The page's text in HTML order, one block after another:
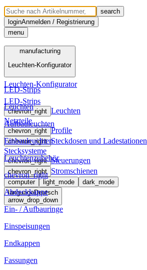
search
loginAnmelden / Registrierung
menu
Menü
manufacturing
Leuchten-Konfigurator
LED-Strips
chevron_right Leuchten
Netzteile
chevron_right Profile
chevron_right Steckdosen und Ladestationen
Stecksysteme
chevron_right Steuerungen
chevron_right Stromschienen
computer light_mode
dark_mode
languageDeutsch
arrow_drop_down
manufacturing
Leuchten-Konfigurator
LED-Strips
Leuchten
Aufbauleuchten
Einbauleuchten
Leuchtenzubehör
chevron_right
Abdeckkappe
Ein- / Aufbauringe
Einspeisungen
Endkappen
Fassungen